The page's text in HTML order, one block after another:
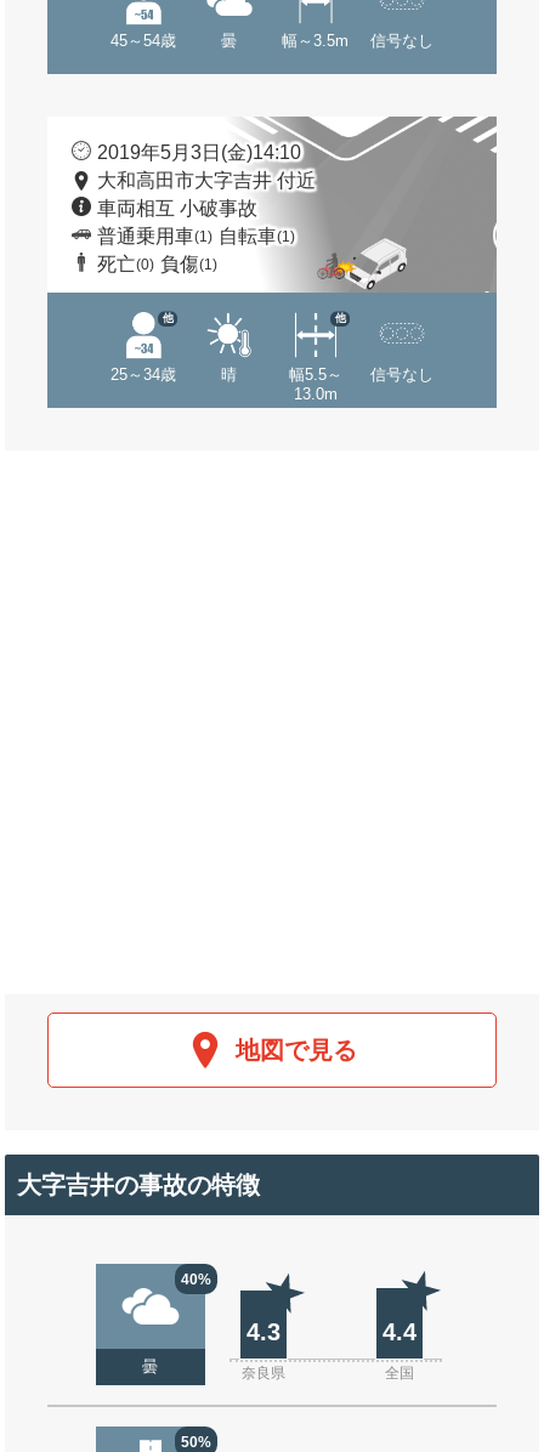
45～54歳 曇 幅～3.5m 信号なし
2019年5月3日(金)14:10
大和高田市大字吉井 付近
車両相互 小破事故
普通乗用車(1) 自転車(1)
死亡(0) 負傷(1)
25～34歳
他
晴
幅5.5～
13.0m
他
信号なし
地図で見る
大字吉井の事故の特徴
40%
曇
4.3 4.4
奈良県 全国
50%